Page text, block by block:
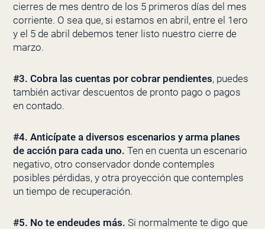
cierres de mes dentro de los 5 primeros días del mes
corriente. O sea que, si estamos en abril, entre el 1ero
y el 5 de abril debemos tener listo nuestro cierre de
marzo.
#3. Cobra las cuentas por cobrar pendientes, puedes
también activar descuentos de pronto pago o pagos
en contado.
#4. Anticípate a diversos escenarios y arma planes
de acción para cada uno. Ten en cuenta un escenario
negativo, otro conservador donde contemples
posibles pérdidas, y otra proyección que contemples
un tiempo de recuperación.
#5. No te endeudes más. Si normalmente te digo que